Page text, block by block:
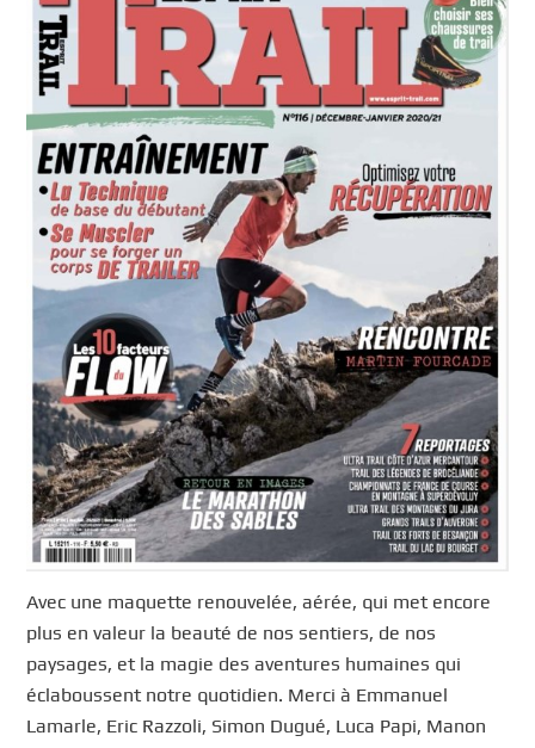
Avec une maquette renouvelée, aérée, qui met encore
plus en valeur la beauté de nos sentiers, de nos
paysages, et la magie des aventures humaines qui
éclaboussent notre quotidien. Merci à Emmanuel
Lamarle, Eric Razzoli, Simon Dugué, Luca Papi, Manon